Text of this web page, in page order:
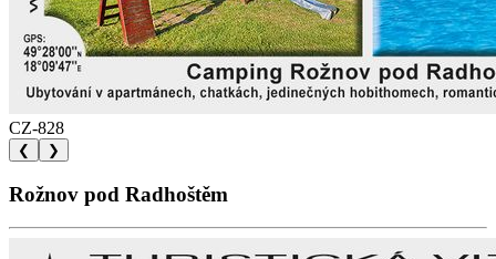
CZ-828
❮ ❯
Rožnov pod Radhoštěm